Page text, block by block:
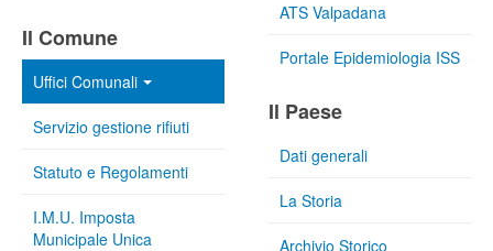
Il Comune
Uffici Comunali
Servizio gestione rifiuti
Statuto e Regolamenti
I.M.U. Imposta
Municipale Unica
ATS Valpadana
Portale Epidemiologia ISS
Il Paese
Dati generali
La Storia
Archivio Storico